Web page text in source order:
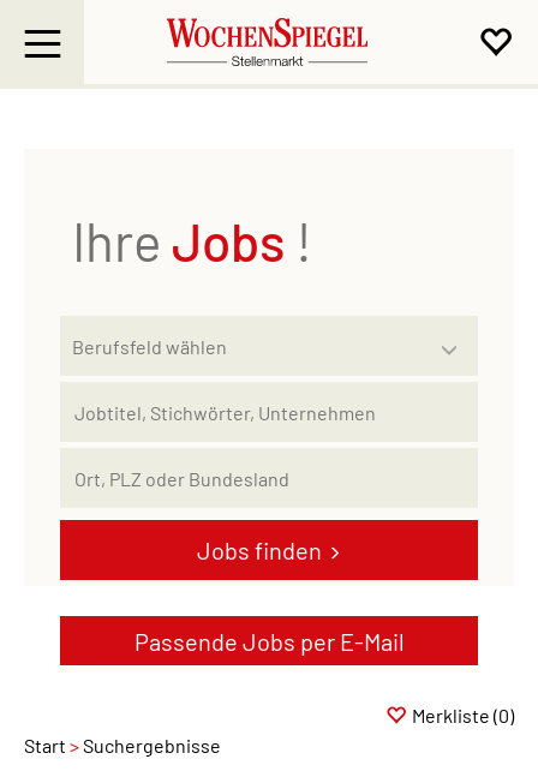
Passende Jobs per E-Mail
Ihre Jobs !
Jobs finden
Start Suchergebnisse
Merkliste (0)